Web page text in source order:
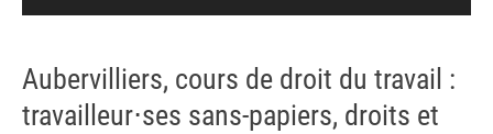
Aubervilliers, cours de droit du travail :
travailleur⋅ses sans-papiers, droits et